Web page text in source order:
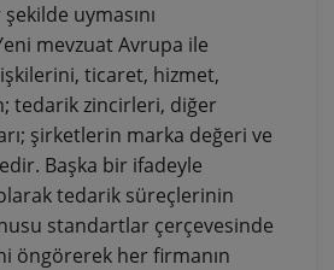
uymasını
mevzuat Avrupa ile
ticaret, hizmet,
tedarik zincirleri, diğer
şirketlerin marka değeri ve
Başka bir ifadeyle
tedarik süreçlerinin
standartlar çerçevesinde
öngörerek her firmanın